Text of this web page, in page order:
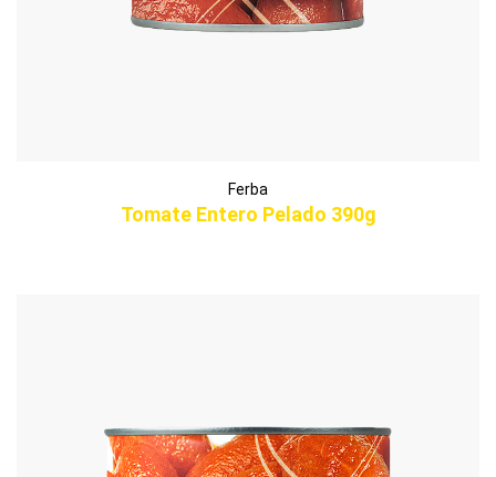
Ferba
Tomate Entero Pelado 390g